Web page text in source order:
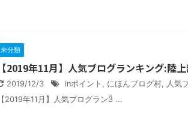
未分類
【2019年11月】人気ブログランキング:陸
2019/12/3 inポイント , にほんブログ村, 人気
【2019年11月】人気ブログランӞ ...